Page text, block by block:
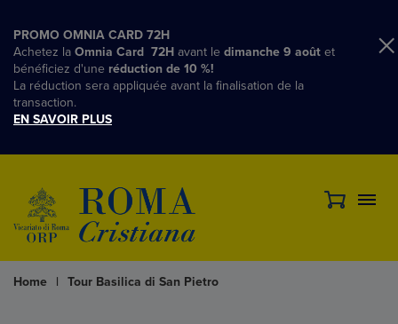
PROMO OMNIA CARD 72H
Achetez la Omnia Card 72H avant le dimanche 9 août et
bénéficiez d'une réduction de 10 %!
La réduction sera appliquée avant la finalisation de la
transaction.
EN SAVOIR PLUS
Home | Tour Basilica di San Pietro